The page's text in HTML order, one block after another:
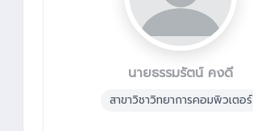
นายธรรมรัตน์ คงดี
สาขาวิชาวิทยาการคอมพิวเตอร์